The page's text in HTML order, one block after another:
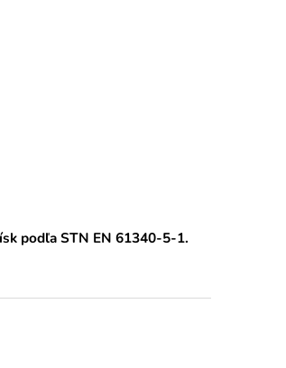
podľa STN EN 61340-5-1.